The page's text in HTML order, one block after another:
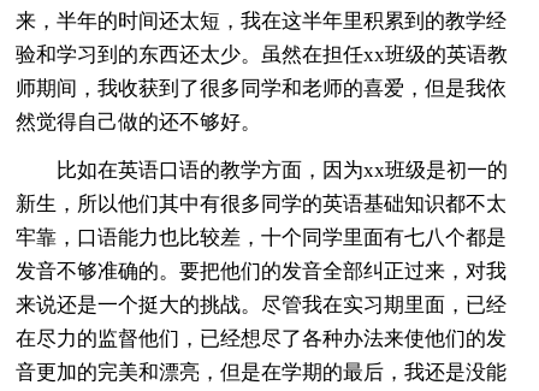
来，半年的时间还太短，我在这半年里积累到的教学经
验和学习到的东西还太少。虽然在担任xx班级的英语教
师期间，我收获到了很多同学和老师的喜爱，但是我依
然觉得自己做的还不够好。
比如在英语口语的教学方面，因为xx班级是初一的
新生，所以他们其中有很多同学的英语基础知识都不太
牢靠，口语能力也比较差，十个同学里面有七八个都是
发音不够准确的。要把他们的发音全部纠正过来，对我
来说还是一个挺大的挑战。尽管我在实习期里面，已经
在尽力的监督他们，已经想尽了各种办法来使他们的发
音更加的完美和漂亮，但是在学期的最后，我还是没能